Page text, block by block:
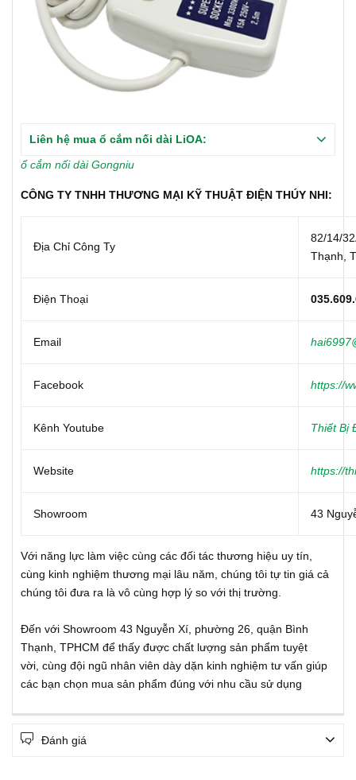
Liên hệ mua ổ cắm nối dài LiOA:
ổ cắm nối dài Gongniu
CÔNG TY TNHH THƯƠNG MẠI KỸ THUẬT ĐIỆN THÚY NHI:
Địa Chỉ Công Ty
82/14/
Thạnh,
Điện Thoại
Email
Facebook https://
Kênh Youtube Thiết Bị
Website https://
Showroom 43
Với năng lực làm việc cùng các đối tác thương hiệu uy tín,
cùng kinh nghiệm thương mại lâu năm, chúng tôi tự tin giá cả
chúng tôi đưa ra là vô cùng hợp lý so với thị trường.
Đến với Showroom 43 Nguyễn Xí, phường 26, quận Bình
Thạnh, TPHCM để thấy được chất lượng sản phẩm tuyệt
vời, cùng đội ngũ nhân viên dày dặn kinh nghiệm tư vấn giúp
các bạn chọn mua sản phẩm đúng với nhu cầu sử dụng
Đánh giá